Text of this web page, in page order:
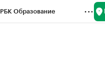
РБК Образование